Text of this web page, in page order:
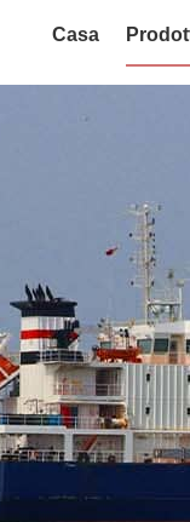
Casa